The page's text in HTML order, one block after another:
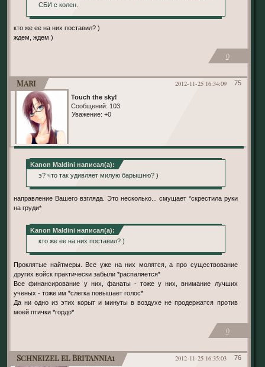
СБИ с колен.
кто же ее на них поставил? )
ждем, ждем )
0
75
2012-11-25 16:34:09
Mari
Touch the sky!
Сообщений: 103
Уважение: +0
Kanon Maldini написал(а):
э? что так удивляет милую барышню? )
направление Вашего взгляда. Это несколько... смущает *скрестила руки
на груди*
Kanon Maldini написал(а):
кто же ее на них поставил? )
Проклятые найтмеры. Все уже на них молятся, а про существование
других войск практически забыли *распаляется*
Все финансирование у них, фанаты - тоже у них, внимание лучших
ученых - тоже им *слегка повышает голос*
Да ни одно из этих корыт и минуты в воздухе не продержатся против
моей птички *гордо*
0
76
2012-11-25 16:35:03
Schneizel el Britannia1